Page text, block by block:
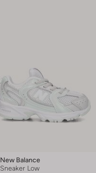
New Balance
Sneaker Low